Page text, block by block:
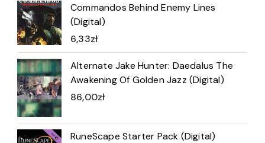
Commandos Behind Enemy Lines
(Digital)
6,33zł
Alternate Jake Hunter: Daedalus The
Awakening Of Golden Jazz (Digital)
86,00zł
RuneScape Starter Pack (Digital)